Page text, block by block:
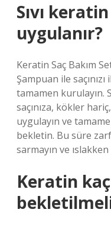
Sıvı
uygulanır?
Keratin Saç Bakım
Şampuan ile
tamamen kurulayın.
saçınıza, kökler
uygulayın ve
bekletin. Bu süre
sarmayın ve
Keratin